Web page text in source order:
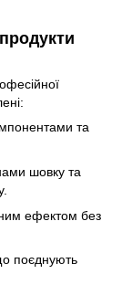
та
шовку та
ефектом без
поєднують